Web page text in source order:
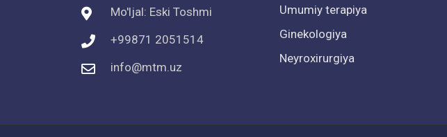
Mo'ljal: Eski Toshmi
+99871 2051514
info@mtm.uz
Umumiy terapiya
Ginekologiya
Neyroxirurgiya